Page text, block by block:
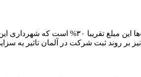
کشور آلمان یک مبلغ مشخص مالیاتی برای